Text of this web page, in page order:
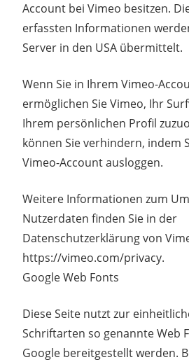
Account bei Vimeo besitzen.
erfassten Informationen
Server in den USA übermittelt.
Wenn Sie in Ihrem Vimeo-
ermöglichen Sie Vimeo, Ihr
Ihrem persönlichen Profil
können Sie verhindern, indem
Vimeo-Account ausloggen.
Weitere Informationen zum
Nutzerdaten finden Sie in der
Datenschutzerklärung von
https://vimeo.com/privacy.
Google Web Fonts
Diese Seite nutzt zur
Schriftarten so genannte Web
Google bereitgestellt werden.